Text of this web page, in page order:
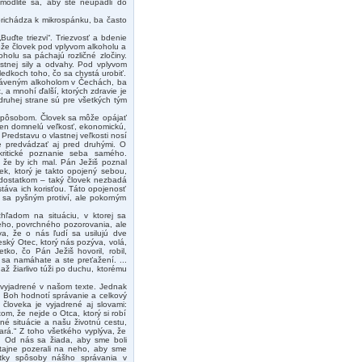
sa, aby ste neupadli do
k mikrospánku, ba často
triezvi“. Triezvosť a bdenie
človek pod vplyvom alkoholu a
sa páchajú rozličné zločiny.
sily a odvahy. Pod vplyvom
toho, čo sa chystá urobiť.
alkoholom v Čechách, ba
a mnohí ďalší, ktorých zdravie je
strane sú pre všetkých tým
Človek sa môže opájať
domnelú veľkosť, ekonomickú,
o vlastnej veľkosti nosí
aj pred druhými. O
poznanie seba samého.
že by ich mal. Pán Ježiš poznal
ktorý je takto opojený sebou,
– taký človek nezbadá
ich korisťou. Táto opojenosť
pyšným protiví, ale pokorným
na situáciu, v ktorej sa
povrchného pozorovania, ale
že o nás ľudí sa usilujú dve
Otec, ktorý nás pozýva, volá,
čo Pán Ježiš hovoril, robil,
namáhate a ste preťažení. ...
žiarlivo túži po duchu, ktorému
v našom texte. Jednak
Boh hodnotí správanie a celkový
je vyjadrené aj slovami:
že nejde o Otca, ktorý si robí
situácie a našu životnú cestu,
Z toho všetkého vyplýva, že
Od nás sa žiada, aby sme boli
pozerali na neho, aby sme
spôsoby nášho správania v